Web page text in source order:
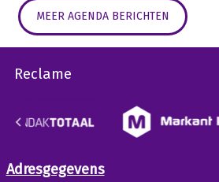
MEER AGENDA BERICHTEN
Reclame
Adresgegevens